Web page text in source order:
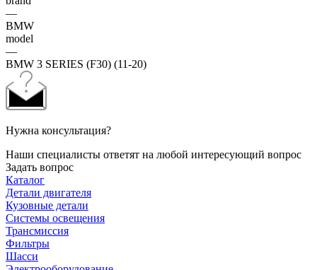
—
BMW
model
—
BMW 3 SERIES (F30) (11-20)
Нужна консультация?
Наши специалисты ответят на любой интересующий вопрос
Задать вопрос
Каталог
Детали двигателя
Кузовные детали
Системы освещения
Трансмиссия
Фильтры
Шасси